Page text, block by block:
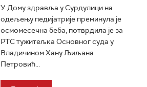
У Дому здравља у Сурдулици на
одељењу педијатрије преминула је
осмомесечна беба, потврдила је за
РТС тужитељка Основног суда у
Владичином Хану Љиљана
Петровић...